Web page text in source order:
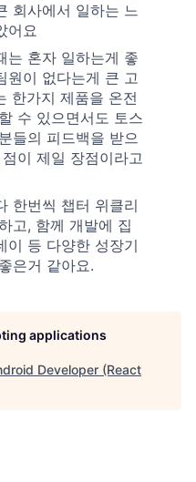
회사에서 일하는 느
어요
는 혼자 일하는게 좋
원이 없다는게 큰 고
한가지 제품을 온전
수 있으면서도 토스
들의 피드백을 받으
이 제일 장점이라고
한번씩 챕터 위클리
고, 함께 개발에 집
이 등 다양한 성장기
은거 같아요.
applications
Developer (React